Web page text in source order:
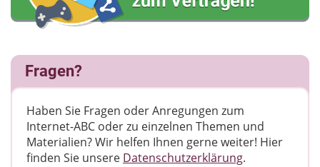
Fragen?
Haben Sie Fragen oder Anregungen zum
Internet-ABC oder zu einzelnen Themen und
Materialien? Wir helfen Ihnen gerne weiter! ​Hier
finden Sie unsere Datenschutzerklärung.